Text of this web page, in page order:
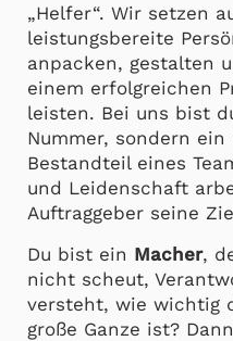
„Helfer“. Wir setzen
leistungsbereite
anpacken, gestalten
einem erfolgreichen
leisten. Bei uns bist
Nummer, sondern
Bestandteil eines
und Leidenschaft
Auftraggeber seine
Du bist ein Macher,
nicht scheut,
versteht, wie wichtig
große Ganze ist?